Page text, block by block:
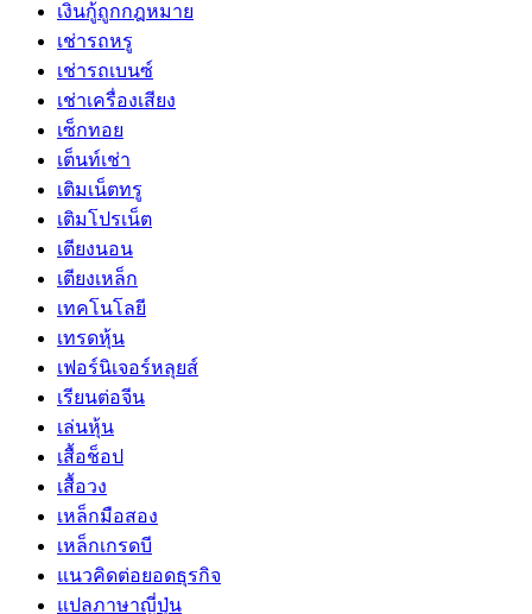
เงินกู้ถูกกฎหมาย
เช่ารถหรู
เช่ารถเบนซ์
เช่าเครื่องเสียง
เซ็กทอย
เต็นท์เช่า
เติมเน็ตทรู
เติมโปรเน็ต
เตียงนอน
เตียงเหล็ก
เทคโนโลยี
เทรดหุ้น
เฟอร์นิเจอร์หลุยส์
เรียนต่อจีน
เล่นหุ้น
เสื้อช็อป
เสื้อวง
เหล็กมือสอง
เหล็กเกรดบี
แนวคิดต่อยอดธุรกิจ
แปลภาษาญี่ปุ่น